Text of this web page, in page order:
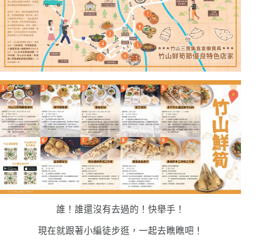
誰！誰還沒有去過的！快舉手！
現在就跟著小編徒步逛，一起去瞧瞧吧！